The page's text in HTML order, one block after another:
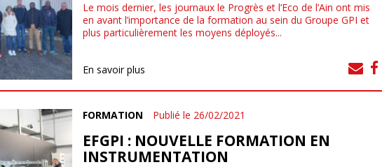
Le mois dernier, les journaux le Progrès et l’Eco de l’Ain ont mis
en avant l’importance de la formation au sein du Groupe GPI et
plus particulièrement les moyens déployés...
En savoir plus
FORMATION Publié le 26/02/2021
EFGPI : NOUVELLE FORMATION EN
INSTRUMENTATION